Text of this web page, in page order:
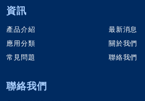
資訊
產品介紹
最新消息
應用分類
關於我們
常見問題
聯絡我們
聯絡我們